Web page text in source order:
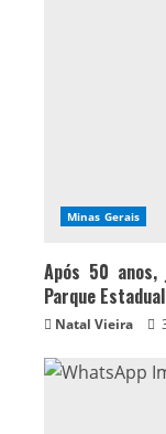
Minas Gerais
Após 50
Parque
Natal Vieira